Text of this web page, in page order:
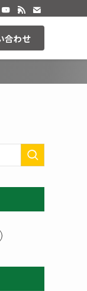
合わせ